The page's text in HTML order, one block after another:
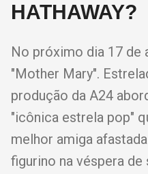
HATHAWAY?
No próximo dia 17 de
"Mother Mary".
produção da A24
"icônica estrela pop"
melhor amiga
figurino na véspera